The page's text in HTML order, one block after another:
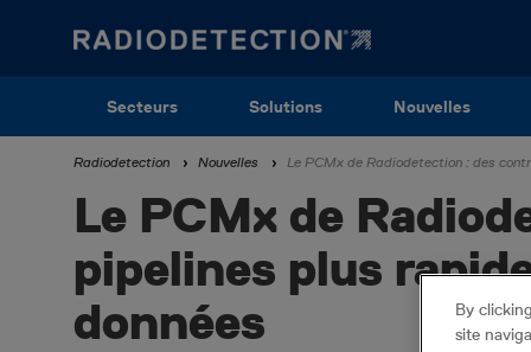
navigation
(FR)
Secteurs Solutions Nouvelles
Fil
d'Ariane
Radiodetection Nouvelles Le PCMx de Radiodetection : des
Le PCMx de
pipelines plus
données
By
site